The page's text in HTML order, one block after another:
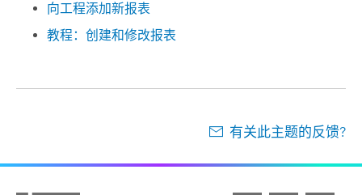
向工程添加新报表
教程：创建和修改报表
有关此主题的反馈?